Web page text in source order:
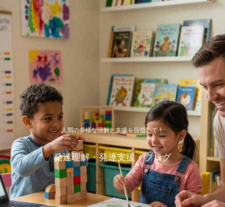
人間の多様な理解と支援を目指して！
発達理解・発達支援・ブログ